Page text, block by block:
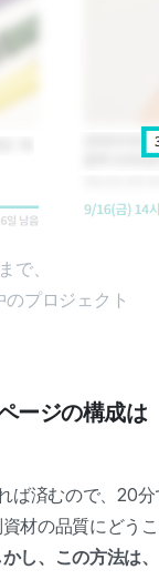
で、
プロジェクト
ージの構成は
ば済むので、20
材の品質にどう
かし、この方法は